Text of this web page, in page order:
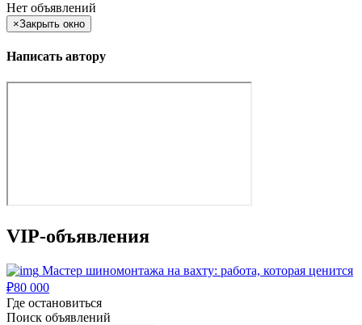
Нет объявлений
×Закрыть окно
Написать автору
VIP-объявления
Мастер шиномонтажа на вахту: работа, которая ценится
₽80 000
Где остановиться
Поиск объявлений